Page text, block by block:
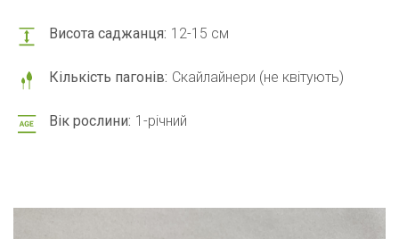
Висота саджанця: 12-15 см
Кількість пагонів: Скайлайнери (не квітують)
Вік рослини: 1-річний